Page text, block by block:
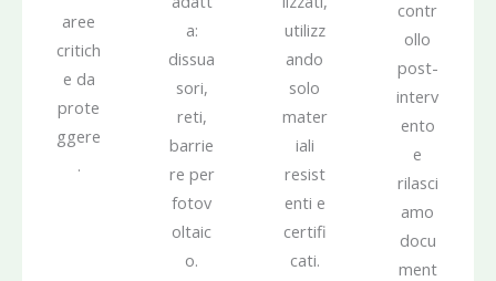
aree
critich
e da
prote
ggere
.
a:
dissua
sori,
reti,
barrie
re per
fotov
oltaic
o.
utilizz
ando
solo
mater
iali
resist
enti e
certifi
cati.
contr
ollo
post-
interv
ento
e
rilasci
amo
docu
ment